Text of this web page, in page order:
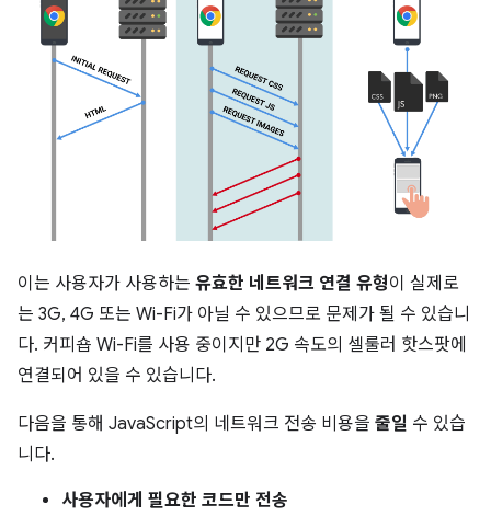
이는 사용자가 사용하는 유효한 네트워크 연결 유형이 실제로
는 3G, 4G 또는 Wi-Fi가 아닐 수 있으므로 문제가 될 수 있습니
다. 커피숍 Wi-Fi를 사용 중이지만 2G 속도의 셀룰러 핫스팟에
연결되어 있을 수 있습니다.
다음을 통해 JavaScript의 네트워크 전송 비용을 줄일 수 있습
니다.
사용자에게 필요한 코드만 전송